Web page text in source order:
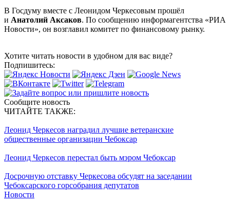
В Госдуму вместе с Леонидом Черкесовым прошёл
и Анатолий Аксаков. По сообщению информагентства «РИА
Новости», он возглавил комитет по финансовому рынку.
Хотите читать новости в удобном для вас виде?
Подпишитесь:
Сообщите новость
ЧИТАЙТЕ ТАКЖЕ:
Леонид Черкесов наградил лучшие ветеранские
общественные организации Чебоксар
Леонид Черкесов перестал быть мэром Чебоксар
Досрочную отставку Черкесова обсудят на заседании
Чебоксарского горсобрания депутатов
Новости